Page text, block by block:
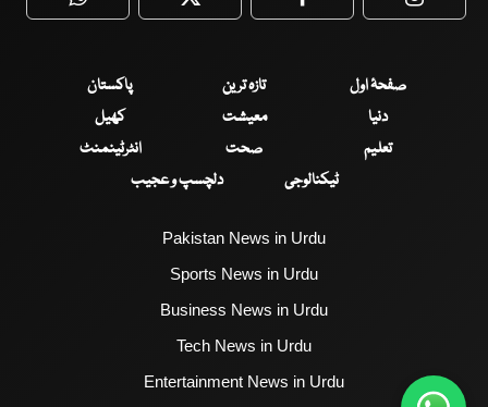
WhatsApp Twitter Facebook
صفحۂ اول تازہ ترین
پاکستان
دنیا
معیشت
کھیل
تعلیم
صحت
انٹرٹینمنٹ
ٹیکنالوجی
دلچسپ و عجیب
Pakistan News in Urdu
Sports News in Urdu
Business News in Urdu
Tech News in Urdu
Entertainment News in Urdu